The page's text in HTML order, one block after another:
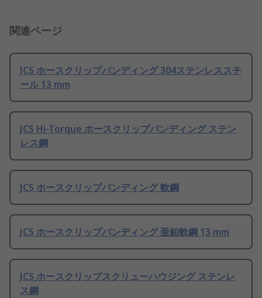
関連ページ
JCS ホースクリップバンディング 304ステンレススチ
ール 13 mm
JCS Hi-Torque ホースクリップバンディング ステン
レス鋼
JCS ホースクリップバンディング 軟鋼
JCS ホースクリップバンディング 亜鉛軟鋼 13 mm
JCS ホースクリップスクリューハウジング ステンレ
ス鋼